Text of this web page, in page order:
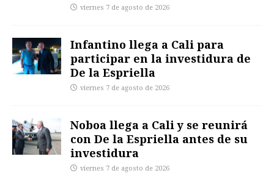
viernes 7 de agosto de 2026
Infantino llega a Cali para
participar en la investidura de
De la Espriella
viernes 7 de agosto de 2026
Noboa llega a Cali y se reunirá
con De la Espriella antes de su
investidura
viernes 7 de agosto de 2026